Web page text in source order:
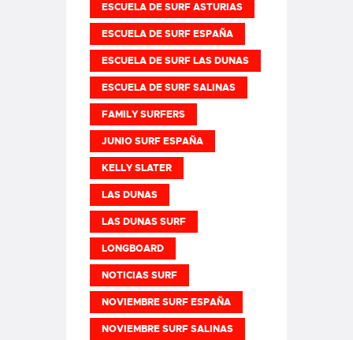
ESCUELA DE SURF ASTURIAS
ESCUELA DE SURF ESPAÑA
ESCUELA DE SURF LAS DUNAS
ESCUELA DE SURF SALINAS
FAMILY SURFERS
JUNIO SURF ESPAÑA
KELLY SLATER
LAS DUNAS
LAS DUNAS SURF
LONGBOARD
NOTICIAS SURF
NOVIEMBRE SURF ESPAÑA
NOVIEMBRE SURF SALINAS